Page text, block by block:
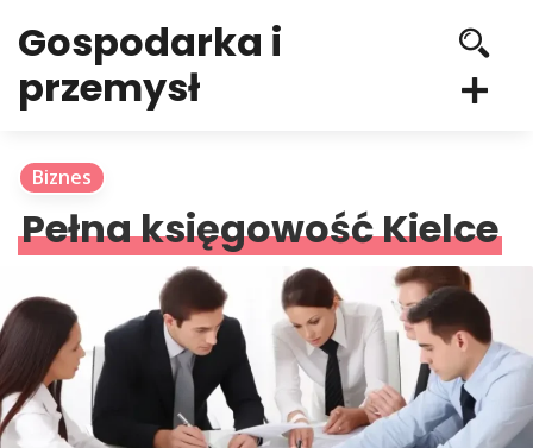
Gospodarka i
przemysł
Biznes
Pełna księgowość Kielce